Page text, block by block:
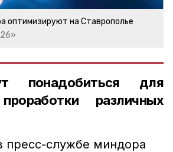
оптимизируют на Ставрополье
понадобиться для
различных
службе миндора